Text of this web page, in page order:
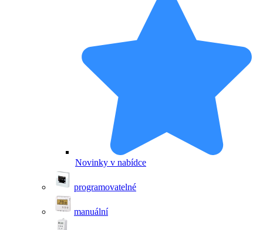
Novinky v nabídce
programovatelné
manuální